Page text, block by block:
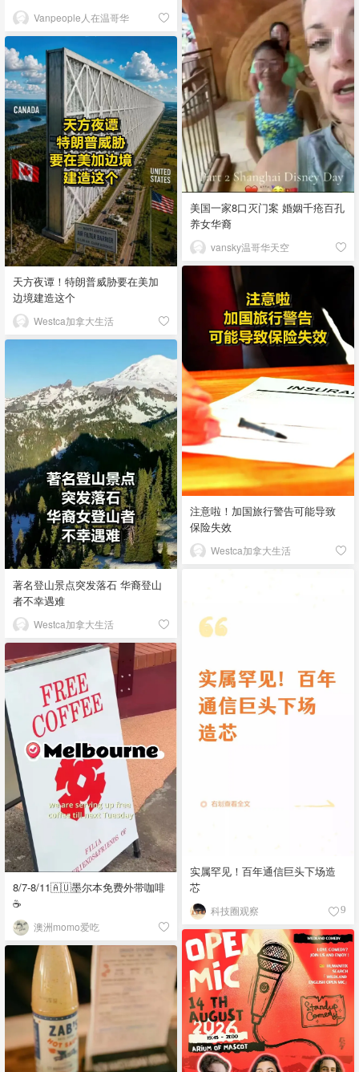
Vanpeople人在温哥华
美国一家8口灭门案 婚姻千疮百孔
养女华裔
vansky温哥华天空
天方夜谭！特朗普威胁要在美加
边境建造这个
Westca加拿大生活
注意啦！加国旅行警告可能导致
保险失效
Westca加拿大生活
著名登山景点突发落石 华裔登山
者不幸遇难
Westca加拿大生活
实属罕见！百年通信巨头下场造
芯
科技圈观察 9
8/7-8/11🇦🇺墨尔本免费外带咖啡
☕
澳洲momo爱吃